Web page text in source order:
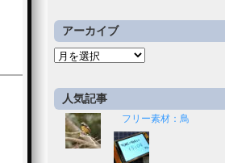
アーカイブ
ア
カ
イ
人気記事
フリー素材：鳥